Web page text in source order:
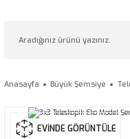
Anasayfa Büyük Şemsiye
EVİNDE GÖRÜNTÜLE